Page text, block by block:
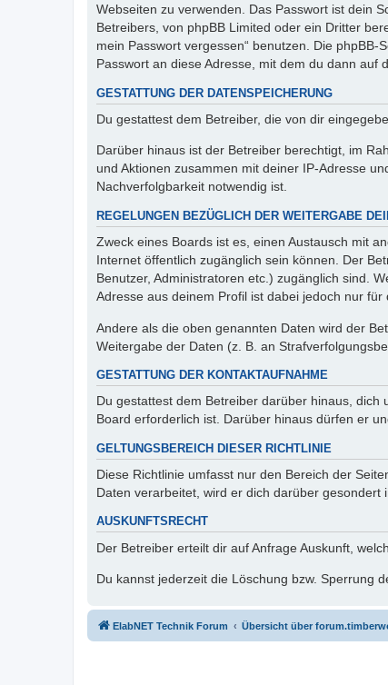
Webseiten zu verwenden. Das Passwort ist dein
Betreibers, von phpBB Limited oder ein Dritter
mein Passwort vergessen“ benutzen. Die
Passwort an diese Adresse, mit dem du dann auf
GESTATTUNG DER DATENSPEICHERUNG
Du gestattest dem Betreiber, die von dir
Darüber hinaus ist der Betreiber berechtigt, im
und Aktionen zusammen mit deiner IP-Adresse
Nachverfolgbarkeit notwendig ist.
REGELUNGEN BEZÜGLICH DER WEITERGABE
Zweck eines Boards ist es, einen Austausch mit
Internet öffentlich zugänglich sein können. Der
Benutzer, Administratoren etc.) zugänglich sind.
Adresse aus deinem Profil ist dabei jedoch nur
Andere als die oben genannten Daten wird der
Weitergabe der Daten (z. B. an
GESTATTUNG DER KONTAKTAUFNAHME
Du gestattest dem Betreiber darüber hinaus,
Board erforderlich ist. Darüber hinaus dürfen er
GELTUNGSBEREICH DIESER RICHTLINIE
Diese Richtlinie umfasst nur den Bereich der
Daten verarbeitet, wird er dich darüber gesondert
AUSKUNFTSRECHT
Der Betreiber erteilt dir auf Anfrage Auskunft,
Du kannst jederzeit die Löschung bzw. Sperrung
ElabNET Technik Forum Übersicht über